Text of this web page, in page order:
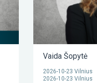
Vaida Šopytė
2026-10-23 Vilnius
2026-10-23 Vilnius